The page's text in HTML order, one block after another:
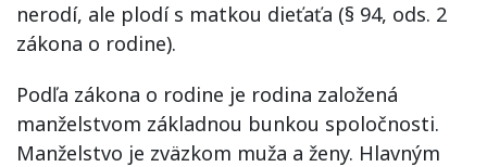
nerodí, ale plodí s matkou dieťaťa (§ 94, ods. 2
zákona o rodine).
Podľa zákona o rodine je rodina založená
manželstvom základnou bunkou spoločnosti.
Manželstvo je zväzkom muža a ženy. Hlavným